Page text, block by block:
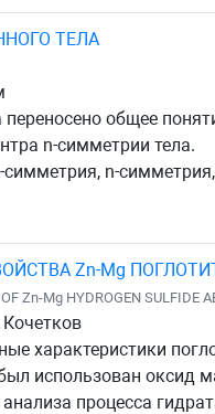
ТЕЛА
переносено общее
n-симметрии тела.
n-
Zn-Mg
Zn-Mg HYDROGEN SULFIDE
характеристики
использован оксид
процесса